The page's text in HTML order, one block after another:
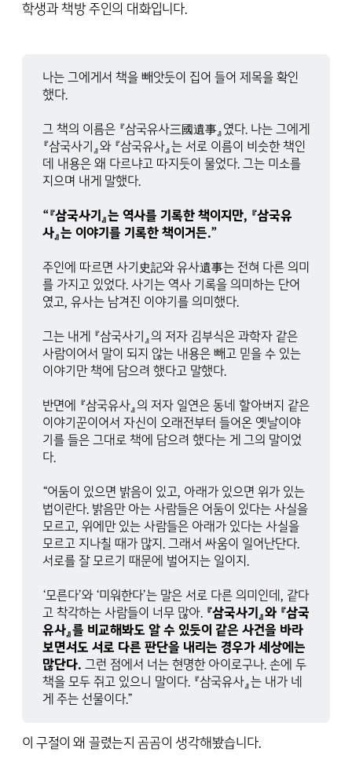
학생과 책방 주인의 대화입니다.
나는 그에게서 책을 빼앗듯이 집어 들어 제목을 확인
했다.
그 책의 이름은 『삼국유사三國遺事』였다. 나는 그에게
『삼국사기』와 『삼국유사』는 서로 이름이 비슷한 책인
데 내용은 왜 다르냐고 따지듯이 물었다. 그는 미소를
지으며 내게 말했다.
“『삼국사기』는 역사를 기록한 책이지만, 『삼국유
사』는 이야기를 기록한 책이거든.”
주인에 따르면 사기史記와 유사遺事는 전혀 다른 의미
를 가지고 있었다. 사기는 역사 기록을 의미하는 단어
였고, 유사는 남겨진 이야기를 의미했다.
그는 내게 『삼국사기』의 저자 김부식은 과학자 같은
사람이어서 말이 되지 않는 내용은 빼고 믿을 수 있는
이야기만 책에 담으려 했다고 말했다.
반면에 『삼국유사』의 저자 일연은 동네 할아버지 같은
이야기꾼이어서 자신이 오래전부터 들어온 옛날이야
기를 들은 그대로 책에 담으려 했다는 게 그의 말이었
다.
“어둠이 있으면 밝음이 있고, 아래가 있으면 위가 있는
법이란다. 밝음만 아는 사람들은 어둠이 있다는 사실을
모르고, 위에만 있는 사람들은 아래가 있다는 사실을
모르고 지나칠 때가 많지. 그래서 싸움이 일어난단다.
서로를 잘 모르기 때문에 벌어지는 일이지.
‘모른다’와 ‘미워한다’는 말은 서로 다른 의미인데, 같다
고 착각하는 사람들이 너무 많아. 『삼국사기』와 『삼국
유사』를 비교해봐도 알 수 있듯이 같은 사건을 바라
보면서도 서로 다른 판단을 내리는 경우가 세상에는
많단다. 그런 점에서 너는 현명한 아이로구나. 손에 두
책을 모두 쥐고 있으니 말이다. 『삼국유사』는 내가 네
게 주는 선물이다.”
이 구절이 왜 끌렸는지 곰곰이 생각해봤습니다.